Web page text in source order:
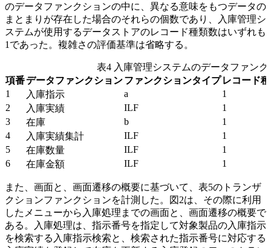
のデータファンクションの中に、異なる意味をもつデータの
まとまりが存在した場合のそれらの個数であり、入庫管理シ
ステムが使用するデータストアのレコード種類数はいずれも
1であった。複雑さの評価基準は省略する。
表4 入庫管理システムのデータファン
項番データファンクションファンクションタイプ レコード
1
入庫指示 a
1
2
入庫実績 ILF
1
3
在庫 b
1
4
入庫実績集計 ILF
1
5
在庫数量 ILF
1
6
在庫金額 ILF 1
また、画面と、画面遷移の概要に基づいて、表5のトランザ
クションファンクションを計測した。図2は、その際に利用
したメニューから入庫処理までの画面と、画面遷移の概要で
ある。入庫処理は、指示番号を指定して対象製品の入庫指示
を検索する入庫指示検索と、検索された指示番号に対応する